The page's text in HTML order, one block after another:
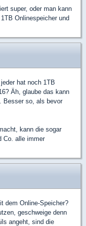
super, oder man kann
Onlinespeicher und
hat noch 1TB
Äh, glaube das kann
Besser so, als bevor
kann die sogar
Co. alle immer
dem Online-Speicher?
geschweige denn
angeht, sind die